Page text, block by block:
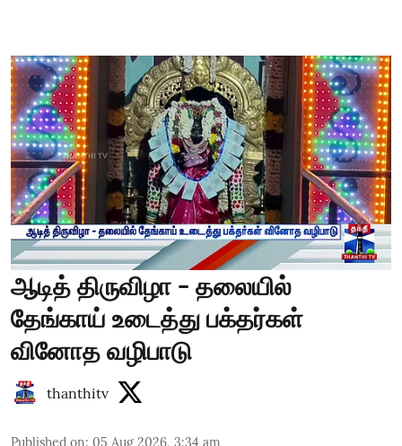
ஆடித் திருவிழா - தலையில்
தேங்காய் உடைத்து பக்தர்கள்
வினோத வழிபாடு
thanthitv
Published on: 05 Aug 2026, 3:34 am